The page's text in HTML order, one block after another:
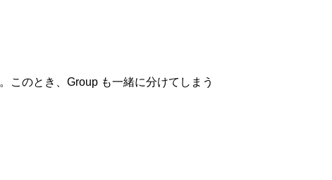
このとき、Group も一緒に分けてしまう